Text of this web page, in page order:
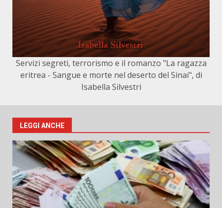
Servizi segreti, terrorismo e il romanzo "La ragazza
eritrea - Sangue e morte nel deserto del Sinai", di
Isabella Silvestri
LEGGI ANCHE